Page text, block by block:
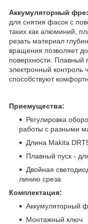
Аккумуляторный
для снятия фасок с
таких как алюминий,
резать материал
вращения позволяет
поверхности. Плавный
электронный контроль
способствуют
Приемущества:
Регулировка
работы с разными
Длина Makita
Плавный пуск -
Двойная
линию среза
Комплектация:
Аккумуляторный
Монтажный ключ